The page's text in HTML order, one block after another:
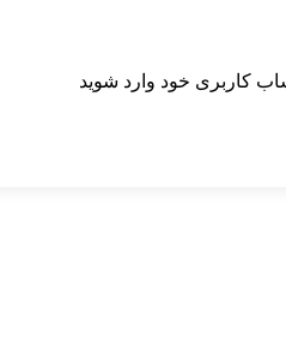
کاربری خود وارد شوید